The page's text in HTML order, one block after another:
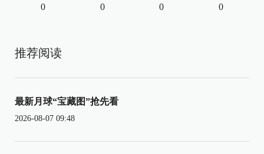
0 0 0 0
推荐阅读
最新月球“宝藏图”抢先看
2026-08-07 09:48